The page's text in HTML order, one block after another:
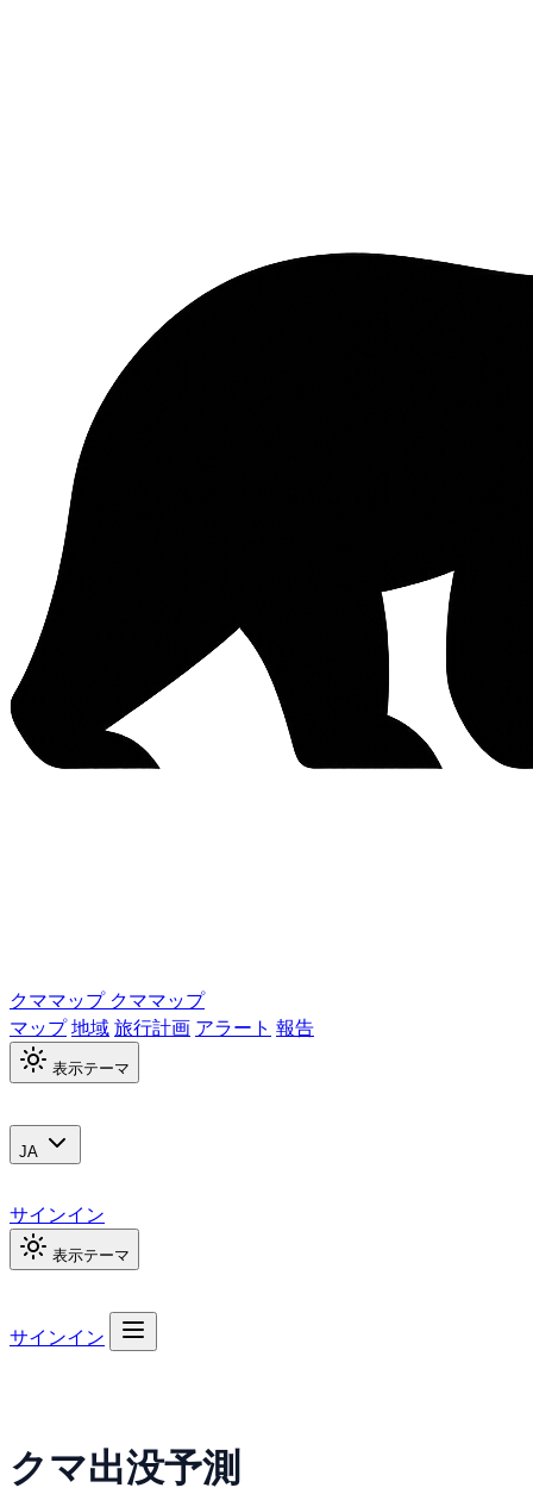
クママップ クママップ
マップ地域旅行計画 アラート 報告
表示テーマ
JA
サインイン
表示テーマ
サインイン
クマ出没予測